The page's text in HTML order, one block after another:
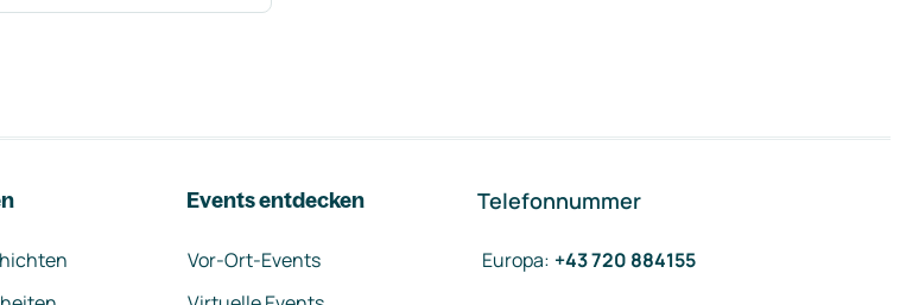
Events entdecken
Vor-Ort-Events
Telefonnummer
Europa: +43 720 884155